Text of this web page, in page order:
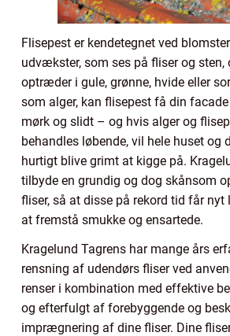
Flisepest er kendetegnet ved
udvækster, som ses på fliser og sten,
optræder i gule, grønne, hvide eller
som alger, kan flisepest få din
mørk og slidt – og hvis alger og
behandles løbende, vil hele huset og
hurtigt blive grimt at kigge på.
tilbyde en grundig og dog skånsom
fliser, så at disse på rekord tid får nyt
at fremstå smukke og ensartede.
Kragelund Tagrens har mange års
rensning af udendørs fliser ved
renser i kombination med effektive
og efterfulgt af forebyggende og
imprægnering af dine fliser. Dine